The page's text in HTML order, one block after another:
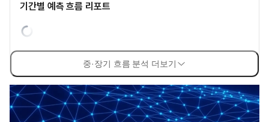
기간별 예측 흐름 리포트
중·장기 흐름 분석 더보기